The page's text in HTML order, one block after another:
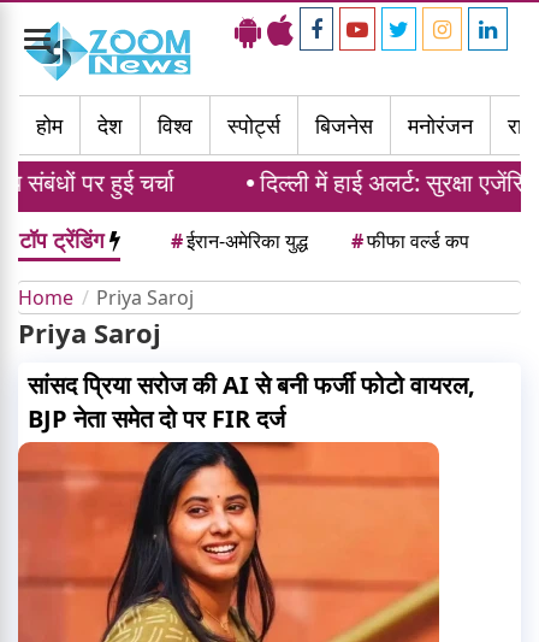
Toggle
navigation
होम
देश विश्व स्पोर्ट्स बिजनेस मनोरंजन
पर हुई चर्चा दिल्ली में हाई अलर्ट: सुरक्षा
टॉप ट्रेंडिंग #ईरान-अमेरिका युद्ध #फीफा वर्ल्ड कप
Home Priya Saroj
Priya Saroj
सांसद प्रिया सरोज की AI से बनी फर्जी फोटो वायरल,
BJP नेता समेत दो पर FIR दर्ज